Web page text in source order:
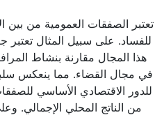
تعتبر الصفقات العمومية من بين
للفساد. على سبيل المثال تعتبر
هذا المجال مقارنة بنشاط
في مجال القضاء. مما ينعكس
من الناتج المحلي الإجمالي.